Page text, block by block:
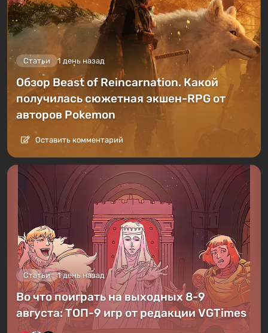
Статьи 1 день назад
Обзор Beast of Reincarnation. Какой
получилась сюжетная экшен-RPG от
авторов Pokemon
Оставить комментарий
Статьи 1 день назад
Во что поиграть на выходных 8-9
августа: ТОП-9 игр от редакции VGTimes